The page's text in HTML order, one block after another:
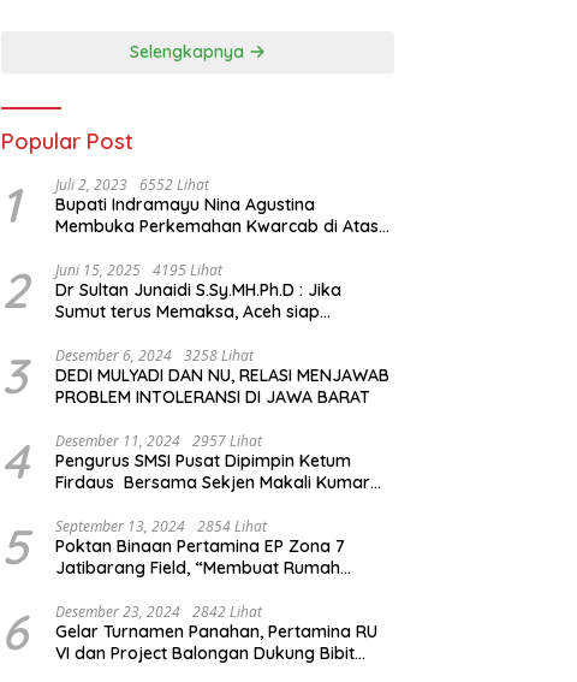
Sejarah Chiang Kai-Selengkapnya
Popular Post
1 Juli 2, 2023 6552 Lihat
Bupati Indramayu Nina Agustina
Membuka Perkemahan Kwarcab di Atas
2 Juni 15, 2025 4195 Lihat
Dr Sultan Junaidi S.Sy.MH.Ph.D : Jika
Sumut terus Memaksa, Aceh siap
Internasional
3 Desember 6, 2024 3258 Lihat
DEDI MULYADI DAN NU, RELASI MENJAWAB
PROBLEM INTOLERANSI DI JAWA BARAT
4 Desember 11, 2024 2957 Lihat
Pengurus SMSI Pusat Dipimpin Ketum
Firdaus Bersama Sekjen Makali Kumar
Yusuf
5 September 13, 2024 2854 Lihat
Poktan Binaan Pertamina EP Zona 7
Jatibarang Field, “Membuat Rumah
Tikus
6 Desember 23, 2024 2842 Lihat
Gelar Turnamen Panahan, Pertamina RU
VI dan Project Balongan Dukung Bibit